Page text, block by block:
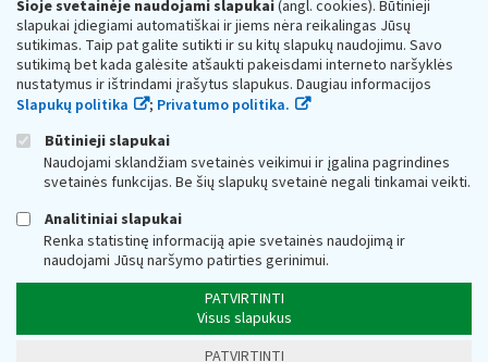
Šioje svetainėje naudojami slapukai(angl. cookies). Būtinieji
slapukai įdiegiami automatiškai ir jiems nėra reikalingas Jūsų
sutikimas. Taip pat galite sutikti ir su kitų slapukų naudojimu. Savo
sutikimą bet kada galėsite atšaukti pakeisdami interneto naršyklės
nustatymus ir ištrindami įrašytus slapukus. Daugiau informacijos
Slapukų politika
; Privatumo politika.
Būtinieji slapukai
Naudojami sklandžiam svetainės veikimui ir įgalina pagrindines
svetainės funkcijas. Be šių slapukų svetainė negali tinkamai veikti.
Analitiniai slapukai
Renka statistinę informaciją apie svetainės naudojimą ir
naudojami Jūsų naršymo patirties gerinimui.
PATVIRTINTI
Visus slapukus
PATVIRTINTI
Respublikos finansų ministerijos
Biudžetinė įstaiga. Juridinio asmens kodas — 188659752,
adresas: Vasario 16-osios g. 14, 01107 Vilnius, Lietuva, el.paštas:
vmi@vmi.lt, E. pristatymo dėžutės adresas 188659752
Duomenys apie Valstybinę mokesčių inspekciją prie Lietuvos
Respublikos finansų ministerijos kaupiami ir saugomi Juridinių